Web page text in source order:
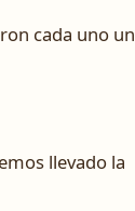
cada uno un
llevado la